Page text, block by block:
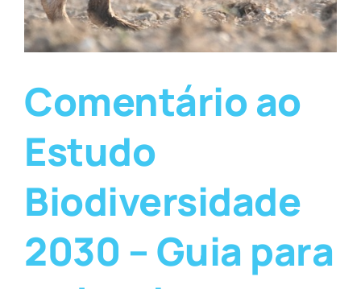
Comentário ao
Estudo
Biodiversidade
2030 – Guia para